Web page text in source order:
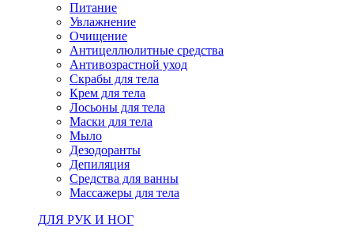
Питание
Увлажнение
Очищение
Антицеллюлитные средства
Антивозрастной уход
Скрабы для тела
Крем для тела
Лосьоны для тела
Маски для тела
Мыло
Дезодоранты
Депиляция
Средства для ванны
Массажеры для тела
ДЛЯ РУК И НОГ